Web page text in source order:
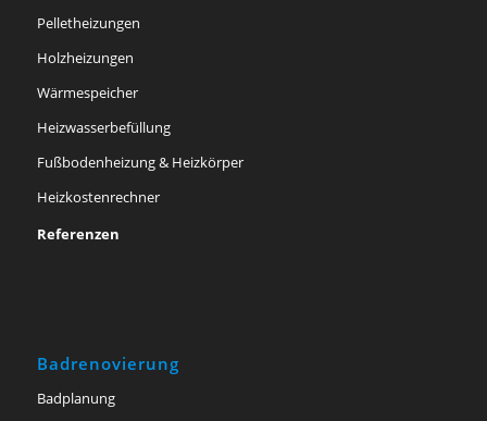
Pelletheizungen
Holzheizungen
Wärmespeicher
Heizwasserbefüllung
Fußbodenheizung & Heizkörper
Heizkostenrechner
Referenzen
Badrenovierung
Badplanung